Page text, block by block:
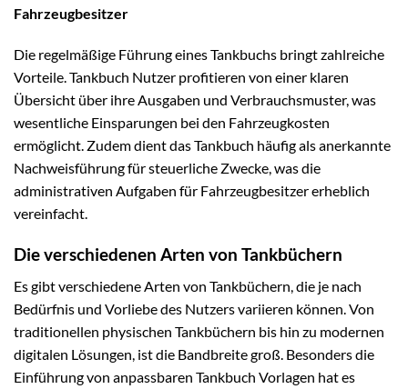
Fahrzeugbesitzer
Die regelmäßige Führung eines Tankbuchs bringt zahlreiche
Vorteile. Tankbuch Nutzer profitieren von einer klaren
Übersicht über ihre Ausgaben und Verbrauchsmuster, was
wesentliche Einsparungen bei den Fahrzeugkosten
ermöglicht. Zudem dient das Tankbuch häufig als anerkannte
Nachweisführung für steuerliche Zwecke, was die
administrativen Aufgaben für Fahrzeugbesitzer erheblich
vereinfacht.
Die verschiedenen Arten von Tankbüchern
Es gibt verschiedene Arten von Tankbüchern, die je nach
Bedürfnis und Vorliebe des Nutzers variieren können. Von
traditionellen physischen Tankbüchern bis hin zu modernen
digitalen Lösungen, ist die Bandbreite groß. Besonders die
Einführung von anpassbaren Tankbuch Vorlagen hat es